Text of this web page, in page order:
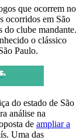
que ocorrem no
ocorridos em São
do clube mandante.
o clássico
Paulo.
do estado de São
análise na
de ampliar a
Uma das